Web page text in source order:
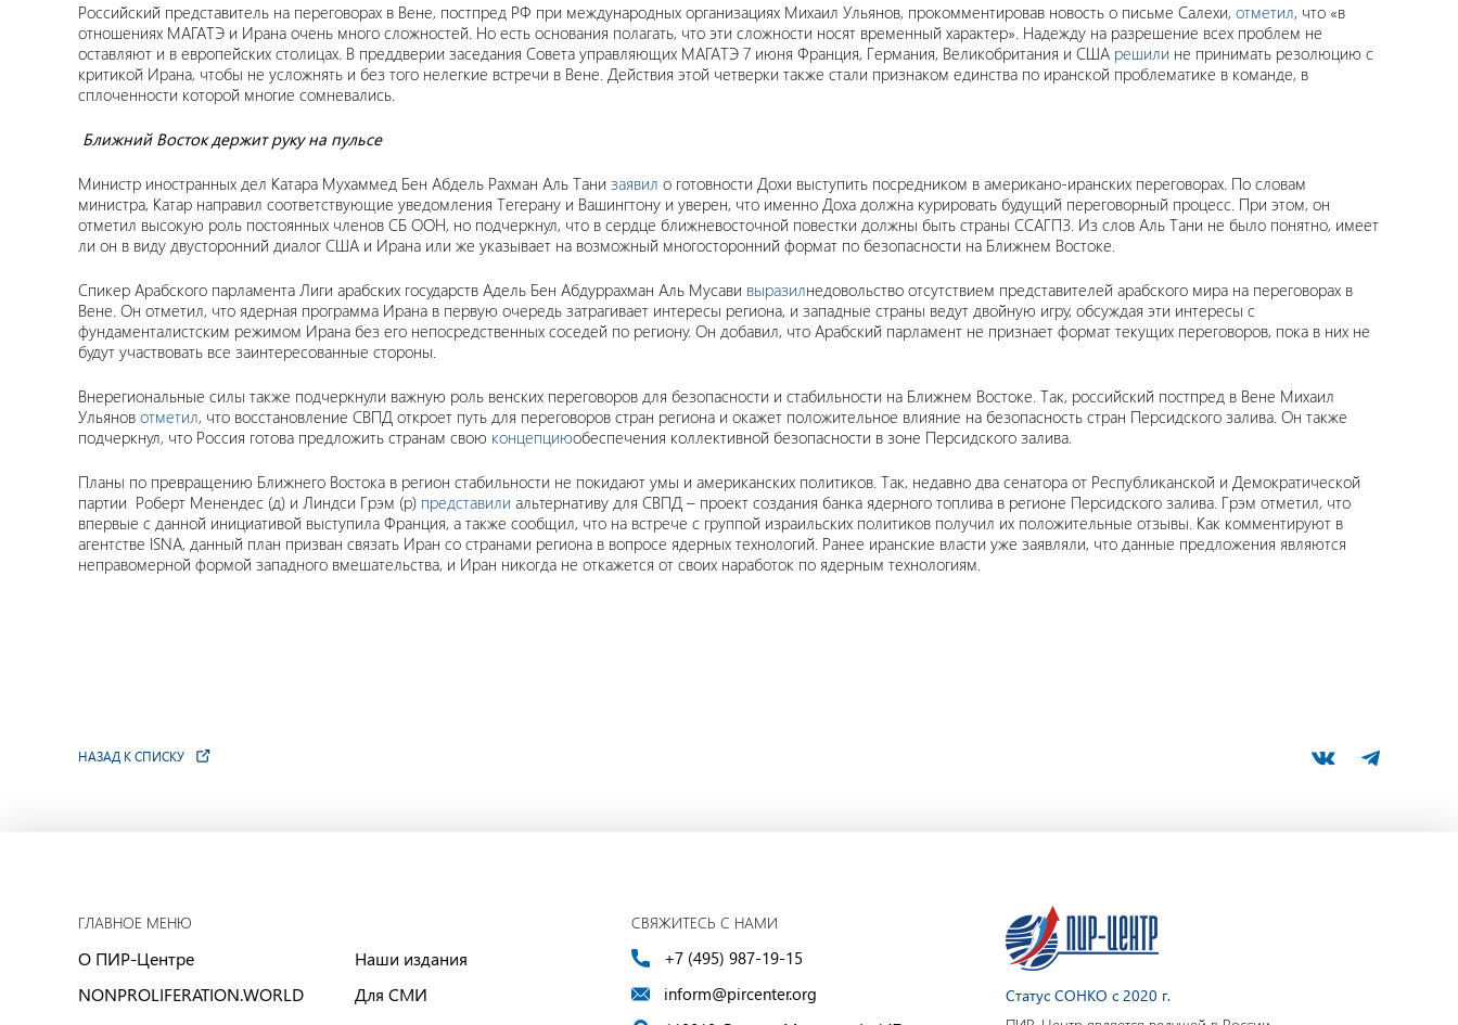
Российский представитель на переговорах в Вене, постпред РФ при международных организациях Михаил Ульянов, прокомментировав новость о письме Салехи, отметил, что «в
отношениях МАГАТЭ и Ирана очень много сложностей. Но есть основания полагать, что эти сложности носят временный характер». Надежду на разрешение всех проблем не
оставляют и в европейских столицах. В преддверии заседания Совета управляющих МАГАТЭ 7 июня Франция, Германия, Великобритания и США решили не принимать резолюцию с
критикой Ирана, чтобы не усложнять и без того нелегкие встречи в Вене. Действия этой четверки также стали признаком единства по иранской проблематике в команде, в
сплоченности которой многие сомневались.
Ближний Восток держит руку на пульсе
Министр иностранных дел Катара Мухаммед Бен Абдель Рахман Аль Тани заявил о готовности Дохи выступить посредником в американо-иранских переговорах. По словам
министра, Катар направил соответствующие уведомления Тегерану и Вашингтону и уверен, что именно Доха должна курировать будущий переговорный процесс. При этом, он
отметил высокую роль постоянных членов СБ ООН, но подчеркнул, что в сердце ближневосточной повестки должны быть страны ССАГПЗ. Из слов Аль Тани не было понятно, имеет
ли он в виду двусторонний диалог США и Ирана или же указывает на возможный многосторонний формат по безопасности на Ближнем Востоке.
Спикер Арабского парламента Лиги арабских государств Адель Бен Абдуррахман Аль Мусави выразилнедовольство отсутствием представителей арабского мира на переговорах в
Вене. Он отметил, что ядерная программа Ирана в первую очередь затрагивает интересы региона, и западные страны ведут двойную игру, обсуждая эти интересы с
фундаменталистским режимом Ирана без его непосредственных соседей по региону. Он добавил, что Арабский парламент не признает формат текущих переговоров, пока в них не
будут участвовать все заинтересованные стороны.
Внерегиональные силы также подчеркнули важную роль венских переговоров для безопасности и стабильности на Ближнем Востоке. Так, российский постпред в Вене Михаил
Ульянов отметил, что восстановление СВПД откроет путь для переговоров стран региона и окажет положительное влияние на безопасность стран Персидского залива. Он также
подчеркнул, что Россия готова предложить странам свою концепциюобеспечения коллективной безопасности в зоне Персидского залива.
Планы по превращению Ближнего Востока в регион стабильности не покидают умы и американских политиков. Так, недавно два сенатора от Республиканской и Демократической
партии Роберт Менендес (д) и Линдси Грэм (р) представили альтернативу для СВПД – проект создания банка ядерного топлива в регионе Персидского залива. Грэм отметил, что
впервые с данной инициативой выступила Франция, а также сообщил, что на встрече с группой израильских политиков получил их положительные отзывы. Как комментируют в
агентстве ISNA, данный план призван связать Иран со странами региона в вопросе ядерных технологий. Ранее иранские власти уже заявляли, что данные предложения являются
неправомерной формой западного вмешательства, и Иран никогда не откажется от своих наработок по ядерным технологиям.
НАЗАД К СПИСКУ
ГЛАВНОЕ МЕНЮ
О ПИР-Центре
NONPROLIFERATION.WORLD
Наши издания
Для СМИ
СВЯЖИТЕСЬ С НАМИ
+7 (495) 987-19-15
inform@pircenter.org
Статус СОНКО с 2020 г.